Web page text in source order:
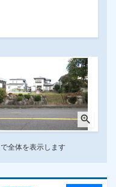
zoom_in
全体を表示します